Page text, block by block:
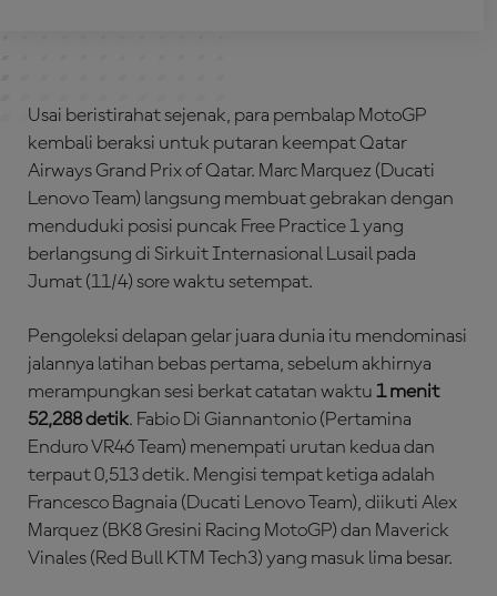
Usai beristirahat sejenak, para pembalap MotoGP
kembali beraksi untuk putaran keempat Qatar
Airways Grand Prix of Qatar. Marc Marquez (Ducati
Lenovo Team) langsung membuat gebrakan dengan
menduduki posisi puncak Free Practice 1 yang
berlangsung di Sirkuit Internasional Lusail pada
Jumat (11/4) sore waktu setempat.
Pengoleksi delapan gelar juara dunia itu mendominasi
jalannya latihan bebas pertama, sebelum akhirnya
merampungkan sesi berkat catatan waktu 1 menit
52,288 detik. Fabio Di Giannantonio (Pertamina
Enduro VR46 Team) menempati urutan kedua dan
terpaut 0,513 detik. Mengisi tempat ketiga adalah
Francesco Bagnaia (Ducati Lenovo Team), diikuti Alex
Marquez (BK8 Gresini Racing MotoGP) dan Maverick
Vinales (Red Bull KTM Tech3) yang masuk lima besar.